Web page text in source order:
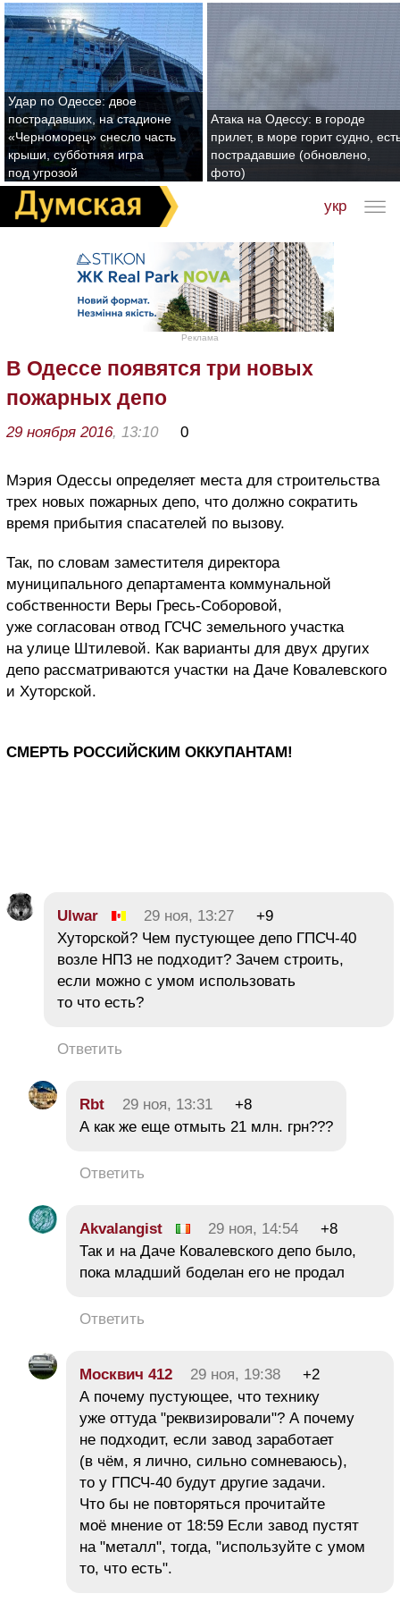
Удар по Одессе: двое
пострадавших, на стадионе
«Черноморец» снесло часть
крыши, субботняя игра
под угрозой
Атака на Одессу: в городе
прилет, в море горит судно,
пострадавшие (обновлено,
фото)
укр
Реклама
В Одессе появятся три новых
пожарных депо
29 ноября 2016, 13:10 0
Мэрия Одессы определяет места для строительства
трех новых пожарных депо, что должно сократить
время прибытия спасателей по вызову.
Так, по словам заместителя директора
муниципального департамента коммунальной
собственности Веры Гресь-Соборовой,
уже согласован отвод ГСЧС земельного участка
на улице Штилевой. Как варианты для двух других
депо рассматриваются участки на Даче Ковалевского
и Хуторской.
СМЕРТЬ РОССИЙСКИМ ОККУПАНТАМ!
Ulwar 29 ноя, 13:27
+9
Хуторской? Чем пустующее депо ГПСЧ-40
возле НПЗ не подходит? Зачем строить,
если можно с умом использовать
то что есть?
Ответить
Rbt 29 ноя, 13:31
+8
А как же еще отмыть 21 млн. грн???
Ответить
Akvalangist 29 ноя, 14:54
+8
Так и на Даче Ковалевского депо было,
пока младший боделан его не продал
Ответить
Москвич 412 29 ноя, 19:38
+2
А почему пустующее, что технику
уже оттуда "реквизировали"? А почему
не подходит, если завод заработает
(в чём, я лично, сильно сомневаюсь),
то у ГПСЧ-40 будут другие задачи.
Что бы не повторяться прочитайте
моё мнение от 18:59 Если завод пустят
на "металл", тогда, "используйте с умом
то, что есть".